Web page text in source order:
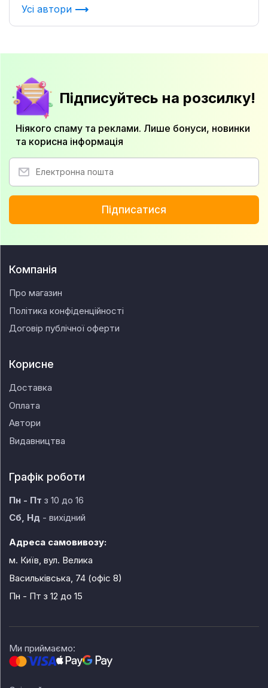
Усі автори
Підписуйтесь на розсилку!
Ніякого спаму та реклами. Лише бонуси, новинки
та корисна інформація
Підписатися
Компанія
Про магазин
Політика конфіденційності
Договір публічної оферти
Корисне
Доставка
Оплата
Автори
Видавництва
Графік роботи
Пн - Пт з 10 до 16
Сб, Нд - вихідний
Адреса самовивозу:
м. Київ, вул. Велика
Васильківська, 74 (офіс 8)
Пн - Пт з 12 до 15
Ми приймаємо: